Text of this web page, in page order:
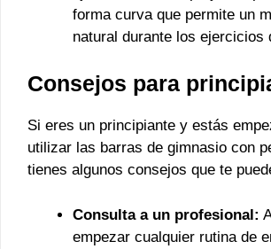
forma curva que permite un
natural durante los ejercicios
Consejos para
Si eres un principiante y estás
utilizar las barras de gimnasio con
tienes algunos consejos que te
Consulta a un profesional:
empezar cualquier rutina de